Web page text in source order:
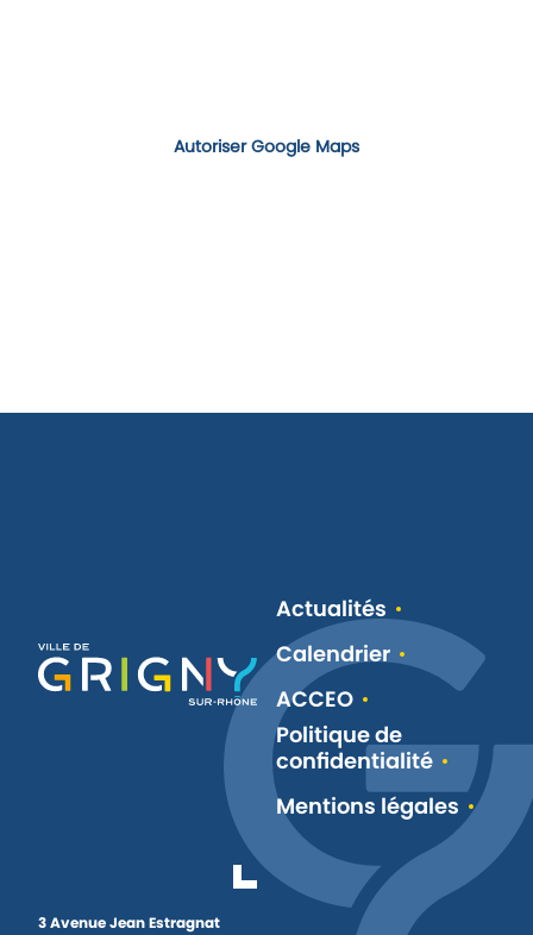
Autoriser Google Maps
3 Avenue Jean Estragnat
Actualités
Calendrier
ACCEO
Politique de
confidentialité
Mentions légales